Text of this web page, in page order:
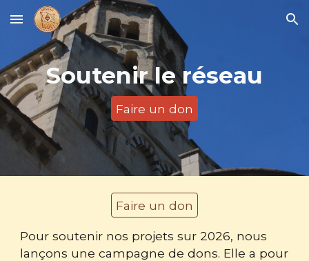
Skip to main content Skip to navigation
Soutenir le réseau
Faire un don
Faire un don
Pour soutenir nos projets sur 2026, nous
lançons une campagne de dons. Elle a pour